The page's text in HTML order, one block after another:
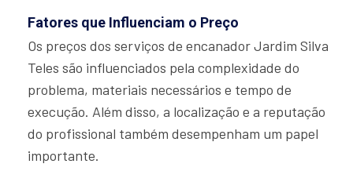
Fatores que Influenciam o Preço
Os preços dos serviços de encanador Jardim Silva
Teles são influenciados pela complexidade do
problema, materiais necessários e tempo de
execução. Além disso, a localização e a reputação
do profissional também desempenham um papel
importante.